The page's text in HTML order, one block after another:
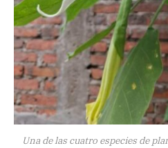
Una de las cuatro especies de